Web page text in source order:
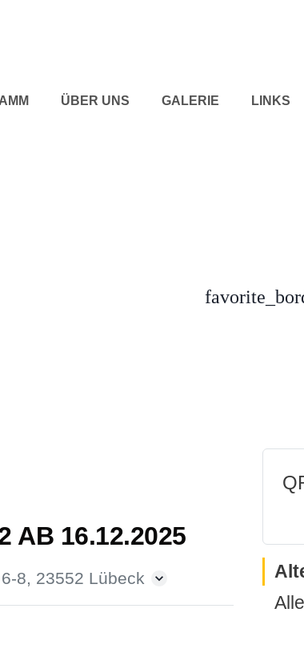
ÜBER UNS GALERIE LINKS
AB 16.12.2025
8, 23552 Lübeck
Alle